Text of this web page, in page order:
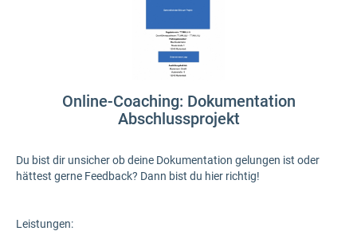
Online-Coaching: Dokumentation
Abschlussprojekt
Du bist dir unsicher ob deine Dokumentation gelungen ist oder
hättest gerne Feedback? Dann bist du hier richtig!
Leistungen: